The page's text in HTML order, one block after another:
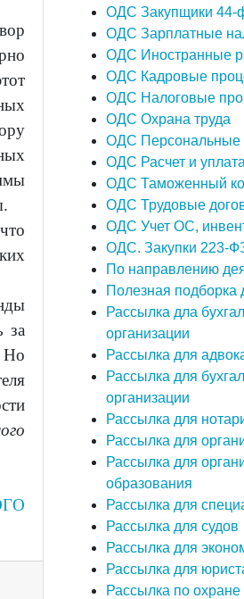
за
Но
ОДС Закупщики 44-
ОДС Зарплатные
ОДС Иностранные
ОДС Кадровые
ОДС Налоговые
ОДС Охрана труда
ОДС Персональные
ОДС Расчет и
ОДС Таможенный
ОДС Трудовые
ОДС Учет ОС,
ОДС. Закупки 223-
По направлению
Полезная подборка
Рассылка дла
организации
Рассылка для
Рассылка для
организации
Рассылка для
Рассылка для
Рассылка для
образования
Рассылка для
Рассылка для судов
Рассылка для
Рассылка для
Рассылка по охране